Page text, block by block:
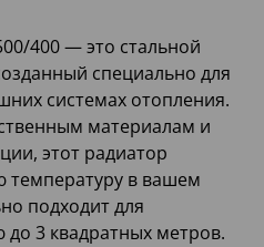
400 — это стальной
специально для
системах отопления.
материалам и
этот радиатор
температуру в вашем
подходит для
3 квадратных метров.